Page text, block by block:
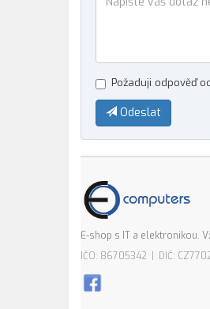
Požaduji odpověď
Odeslat
E-shop s IT a elektronikou.
IČO: 86705342 | DIČ: